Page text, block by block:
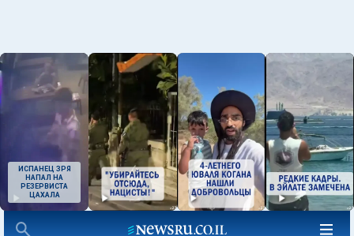
ИСПАНЕЦ ЗРЯ
НАПАЛ НА
РЕЗЕРВИСТА
ЦАХАЛА